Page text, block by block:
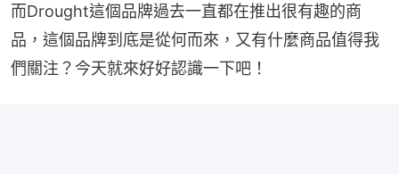
而Drought這個品牌過去一直都在推出很有趣的商
品，這個品牌到底是從何而來，又有什麼商品值得我
們關注？今天就來好好認識一下吧！